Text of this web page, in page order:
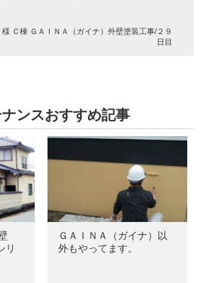
Ｃ棟 ＧＡＩＮＡ（ガイナ）外壁塗装工事/２９
日目
ンスおすすめ記事
リ
ＧＡＩＮＡ（ガイナ）以
外もやってます。